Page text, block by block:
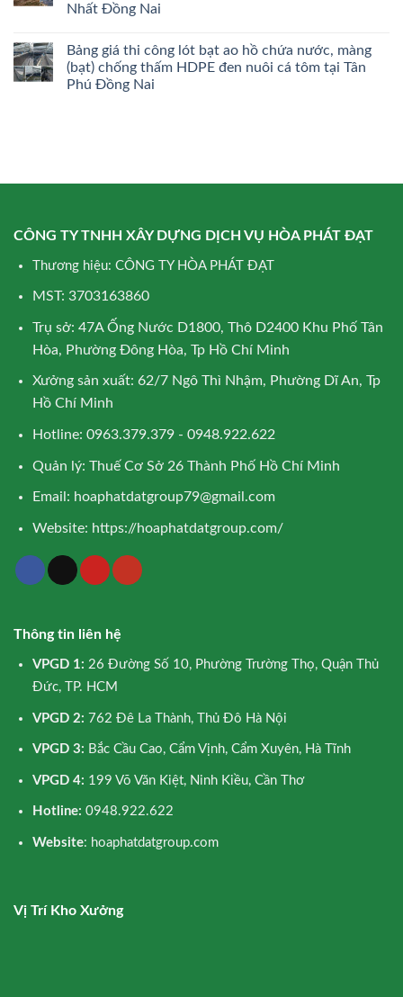
Nhất Đồng Nai
Bảng giá thi công lót bạt ao hồ chứa nước, màng
(bạt) chống thấm HDPE đen nuôi cá tôm tại Tân
Phú Đồng Nai
CÔNG TY TNHH XÂY DỰNG DỊCH VỤ HÒA PHÁT ĐẠT
Thương hiệu: CÔNG TY HÒA PHÁT ĐẠT
MST: 3703163860
Trụ sở: 47A Ống Nước D1800, Thô D2400 Khu Phố Tân
Hòa, Phường Đông Hòa, Tp Hồ Chí Minh
Xưởng sản xuất: 62/7 Ngô Thì Nhậm, Phường Dĩ An, Tp
Hồ Chí Minh
Hotline: 0963.379.379 - 0948.922.622
Quản lý: Thuế Cơ Sở 26 Thành Phố Hồ Chí Minh
Email: hoaphatdatgroup79@gmail.com
Website: https://hoaphatdatgroup.com/
Thông tin liên hệ
VPGD 1: 26 Đường Số 10, Phường Trường Thọ, Quận Thủ
Đức, TP. HCM
VPGD 2: 762 Đê La Thành, Thủ Đô Hà Nội
VPGD 3: Bắc Cầu Cao, Cẩm Vịnh, Cẩm Xuyên, Hà Tĩnh
VPGD 4: 199 Võ Văn Kiệt, Ninh Kiều, Cần Thơ
Hotline: 0948.922.622
Website: hoaphatdatgroup.com
Vị Trí Kho Xưởng